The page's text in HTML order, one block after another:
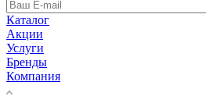
Каталог
Акции
Услуги
Бренды
Компания